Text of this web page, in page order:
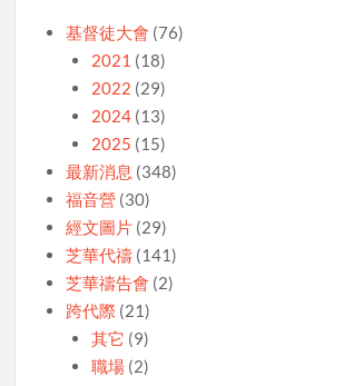
基督徒大會 (76)
2021 (18)
2022 (29)
2024(13)
2025 (15)
最新消息 (348)
福音營 (30)
經文圖片 (29)
芝華代禱 (141)
芝華禱告會 (2)
跨代際 (21)
其它 (9)
職場(2)